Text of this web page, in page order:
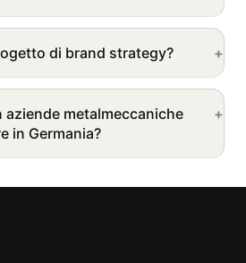
di brand strategy?
aziende metalmeccaniche
in Germania?